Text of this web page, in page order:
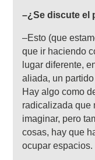
–¿Se discute el
–Esto (que
que ir haciendo
lugar diferente,
aliada, un
Hay algo como
radicalizada que
imaginar, pero
cosas, hay que
ocupar espacios.